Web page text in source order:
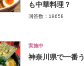
も中華料理？
回答数：19658
実施中
神奈川県で一番